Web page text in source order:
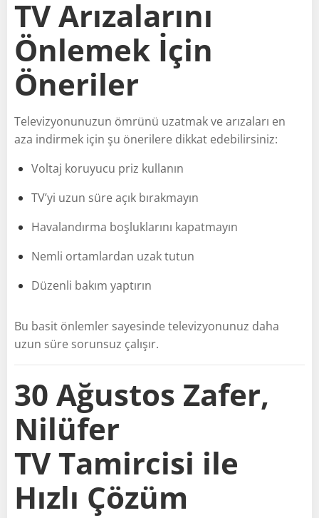
TV Arızalarını
Önlemek İçin
Öneriler
Televizyonunuzun ömrünü uzatmak ve arızaları en
aza indirmek için şu önerilere dikkat edebilirsiniz:
Voltaj koruyucu priz kullanın
TV’yi uzun süre açık bırakmayın
Havalandırma boşluklarını kapatmayın
Nemli ortamlardan uzak tutun
Düzenli bakım yaptırın
Bu basit önlemler sayesinde televizyonunuz daha
uzun süre sorunsuz çalışır.
30 Ağustos Zafer,
Nilüfer
TV Tamircisi ile
Hızlı Çözüm